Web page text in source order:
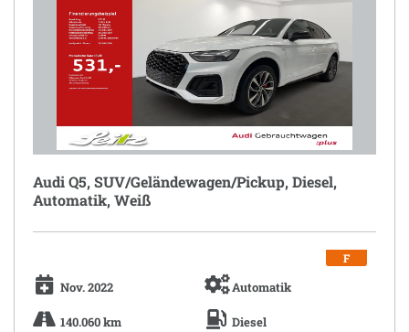
Audi Q5, SUV/Geländewagen/Pickup, Diesel,
Automatik, Weiß
Nov. 2022 Automatik
140.060 km Diesel
F